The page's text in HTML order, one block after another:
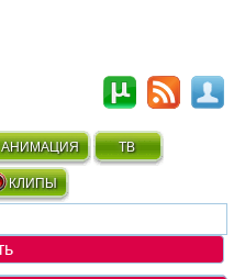
АНИМАЦИЯ ТВ
КЛИПЫ